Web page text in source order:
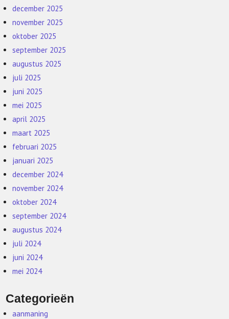
december 2025
november 2025
oktober 2025
september 2025
augustus 2025
juli 2025
juni 2025
mei 2025
april 2025
maart 2025
februari 2025
januari 2025
december 2024
november 2024
oktober 2024
september 2024
augustus 2024
juli 2024
juni 2024
mei 2024
Categorieën
aanmaning